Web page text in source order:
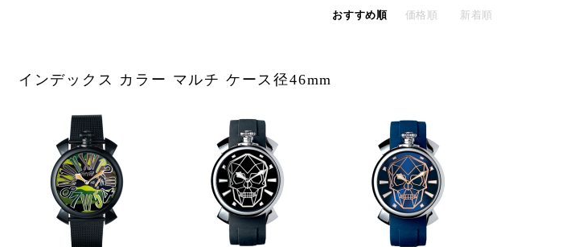
おすすめ順
価格順 新着順
インデックス カラー マルチ ケース径46mm